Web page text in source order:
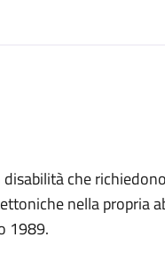
che
nella propria
1989.